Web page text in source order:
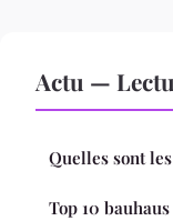
Actu —
Quelles sont
Top 10